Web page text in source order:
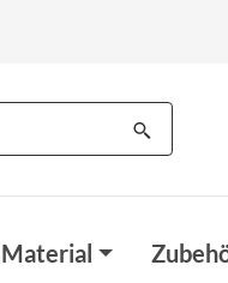
Material